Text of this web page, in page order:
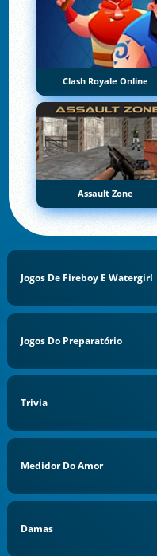
Clash Royale Online
Assault Zone
Jogos De Fireboy E Watergirl
Jogos Do Preparatório
Trivia
Medidor Do Amor
Damas